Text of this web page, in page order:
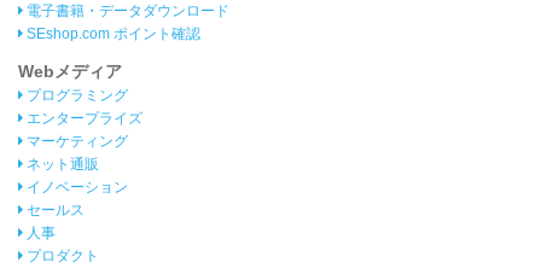
電子書籍・データダウンロード
SEshop.com ポイント確認
Webメディア
プログラミング
エンタープライズ
マーケティング
ネット通販
イノベーション
セールス
人事
プロダクト